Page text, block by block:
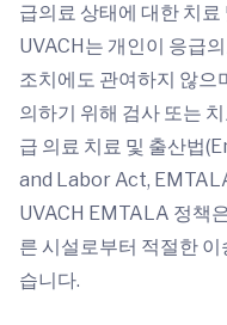
급의료 상태에 대한 치
UVACH는 개인이 응급
조치에도 관여하지 않으
의하기 위해 검사 또는
급 의료 치료 및 출산
and Labor Act,
UVACH EMTALA 정책
른 시설로부터 적절한
습니다.